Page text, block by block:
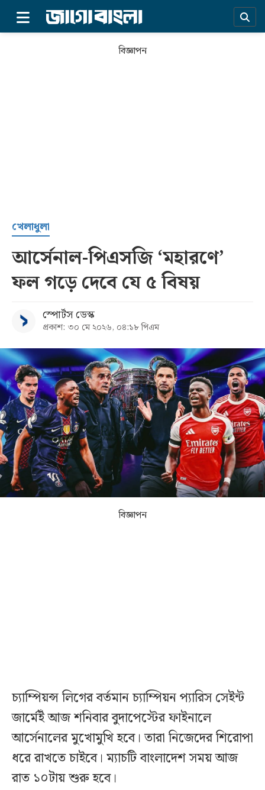
সর্বশেষ
বিভাগ
আর্কাইভ
কনভার্টার
বিজ্ঞাপন
খেলাধুলা
আর্সেনাল-পিএসজি ‘মহারণে’
ফল গড়ে দেবে যে ৫ বিষয়
স্পোর্টস ডেস্ক
প্রকাশ: ৩০ মে ২০২৬, ০৪:১৮ পিএম
বিজ্ঞাপন
চ্যাম্পিয়ন্স লিগের বর্তমান চ্যাম্পিয়ন প্যারিস সেইন্ট
জার্মেইঁ আজ শনিবার বুদাপেস্টের ফাইনালে
আর্সেনালের মুখোমুখি হবে। তারা নিজেদের শিরোপা
ধরে রাখতে চাইবে। ম্যাচটি বাংলাদেশ সময় আজ
রাত ১০টায় শুরু হবে।